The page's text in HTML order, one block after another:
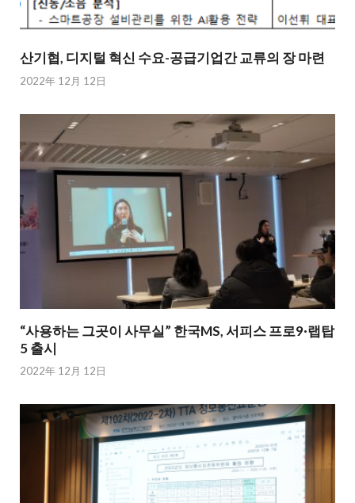
산기협, 디지털 혁신 수요-공급기업간 교류의 장 마련
2022年 12月 12日
“사용하는 그곳이 사무실” 한국MS, 서피스 프로9·랩탑
5 출시
2022年 12月 12日